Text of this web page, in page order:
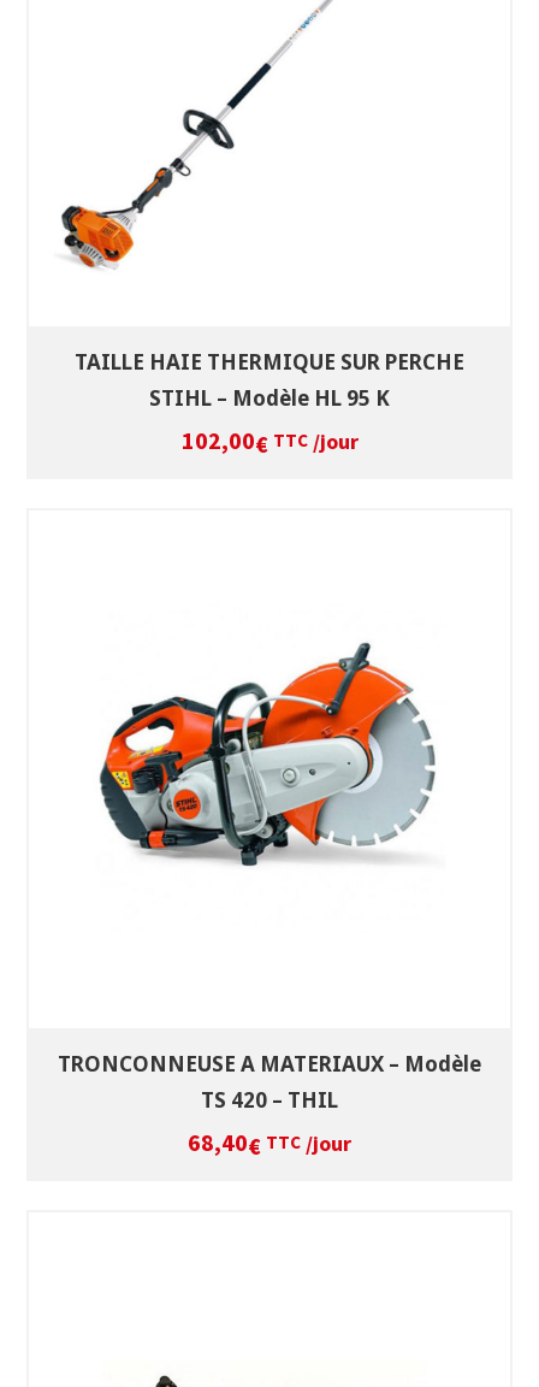
SÉLECTIONNEZ LES DATES
VOIR LE PRODUIT
TAILLE HAIE THERMIQUE SUR PERCHE
STIHL – Modèle HL 95 K
102,00€ TTC /jour
SÉLECTIONNEZ LES DATES
VOIR LE PRODUIT
TRONCONNEUSE A MATERIAUX – Modèle
TS 420 – THIL
68,40€ TTC /jour